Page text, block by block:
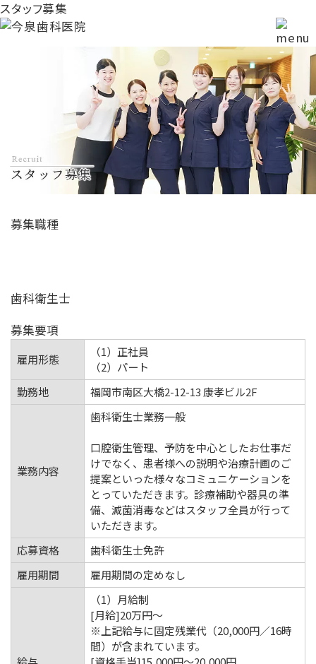
スタッフ募集
募集職種
歯科衛生士
募集要項
雇用形態
（1）正社員
（2）パート
勤務地
福岡市南区大橋2-12-13 康孝ビル2F
業務内容
歯科衛生士業務一般
口腔衛生管理、予防を中心としたお仕事だ
けでなく、患者様への説明や治療計画のご
提案といった様々なコミュニケーションを
とっていただきます。診療補助や器具の準
備、滅菌消毒などはスタッフ全員が行って
いただきます。
応募資格
歯科衛生士免許
雇用期間
雇用期間の定めなし
（1）月給制
[月給]20万円～
※上記給与に固定残業代（20,000円／16時
間）が含まれています。